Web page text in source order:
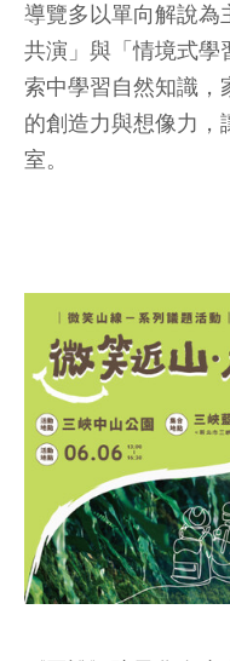
導覽多以單向解說為
共演」與「情境式學
索中學習自然知識，
的創造力與想像力，
室。